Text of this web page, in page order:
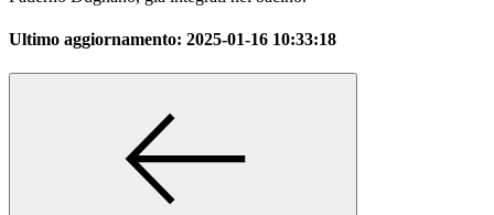
Ultimo aggiornamento: 2025-01-16 10:33:18